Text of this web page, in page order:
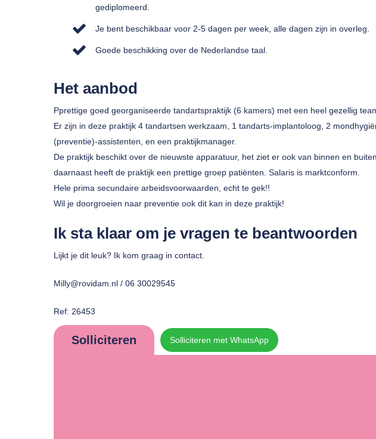
gediplomeerd.
Je bent beschikbaar voor 2-5 dagen per week, alle dagen zijn in overleg.
Goede beschikking over de Nederlandse taal.
Het aanbod
Pprettige goed georganiseerde tandartspraktijk (6 kamers) met een heel gezellig
Er zijn in deze praktijk 4 tandartsen werkzaam, 1 tandarts-implantoloog, 2
(preventie)-assistenten, en een praktijkmanager.
De praktijk beschikt over de nieuwste apparatuur, het ziet er ook van binnen en
daarnaast heeft de praktijk een prettige groep patiënten. Salaris is marktconform.
Hele prima secundaire arbeidsvoorwaarden, echt te gek!!
Wil je doorgroeien naar preventie ook dit kan in deze praktijk!
Ik sta klaar om je vragen te beantwoorden
Lijkt je dit leuk? Ik kom graag in contact.
Milly@rovidam.nl / 06 30029545
Ref: 26453
Solliciteren Solliciteren met WhatsApp